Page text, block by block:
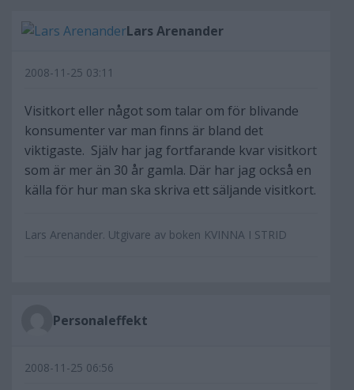
Lars Arenander
2008-11-25 03:11
Visitkort eller något som talar om för blivande
konsumenter var man finns är bland det
viktigaste. Själv har jag fortfarande kvar visitkort
som är mer än 30 år gamla. Där har jag också en
källa för hur man ska skriva ett säljande visitkort.
Lars Arenander. Utgivare av boken KVINNA I STRID
Personaleffekt
2008-11-25 06:56